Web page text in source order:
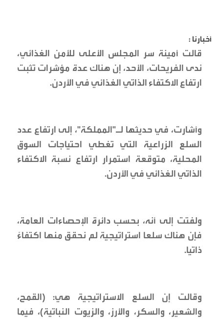
أخبارنا :
قالت أمينة سر المجلس الأعلى للأمن الغذائي،
ندى الفريحات، الأحد، إن هناك عدة مؤشرات تثبت
ارتفاع الاكتفاء الذاتي الغذائي في الأردن.
وأشارت، في حديثها لـ"المملكة"، إلى ارتفاع عدد
السلع الزراعية التي تغطي احتياجات السوق
المحلية، متوقعة استمرار ارتفاع نسبة الاكتفاء
الذاتي الغذائي في الأردن.
ولفتت إلى أنه، بحسب دائرة الإحصاءات العامة،
فإن هناك سلعا استراتيجية لم نحقق منها اكتفاءً
ذاتيا.
وقالت إن السلع الاستراتيجية هي: (القمح،
والشعير، والسكر، والأرز، والزيوت النباتية)، فيما